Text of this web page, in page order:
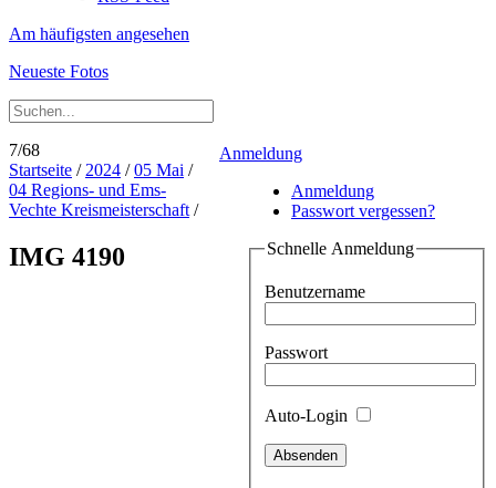
Am häufigsten angesehen
Neueste Fotos
Anmeldung
Anmeldung
Passwort vergessen?
Schnelle Anmeldung
Benutzername
Passwort
Auto-Login
7/68
Startseite / 2024 /05 Mai /
04 Regions- und Ems-
Vechte Kreismeisterschaft /
IMG 4190